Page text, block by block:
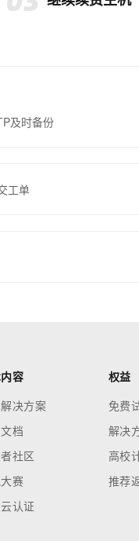
及时备份
工单